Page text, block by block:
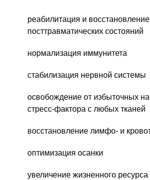
реабилитация и восстановление
посттравматических состояний
нормализация иммунитета
стабилизация нервной системы
освобождение от избыточных
стресс-фактора с любых тканей
восстановление лимфо- и
оптимизация осанки
увеличение жизненного ресурса